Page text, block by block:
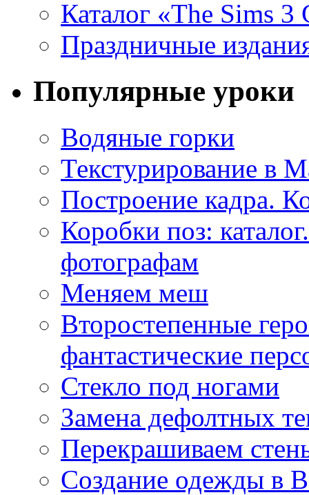
Каталог «The Sims
Праздничные
Популярные уроки
Водяные горки
Текстурирование в
Построение кадра.
Коробки поз:
фотографам
Меняем меш
Второстепенные
фантастические
Стекло под ногами
Замена дефолтных
Перекрашиваем
Создание одежды в